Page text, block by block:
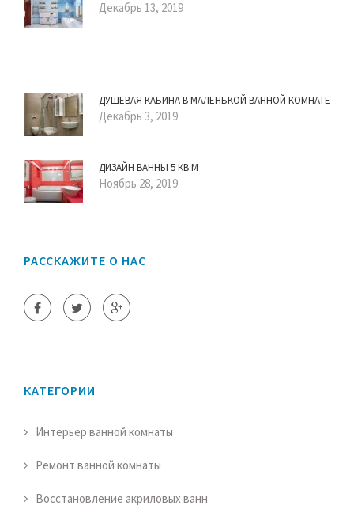
Декабрь 13, 2019
ДУШЕВАЯ КАБИНА В МАЛЕНЬКОЙ ВАННОЙ КОМНАТЕ
Декабрь 3, 2019
ДИЗАЙН ВАННЫ 5 КВ.М
Ноябрь 28, 2019
РАССКАЖИТЕ О НАС
КАТЕГОРИИ
Интерьер ванной комнаты
Ремонт ванной комнаты
Восстановление акриловых ванн